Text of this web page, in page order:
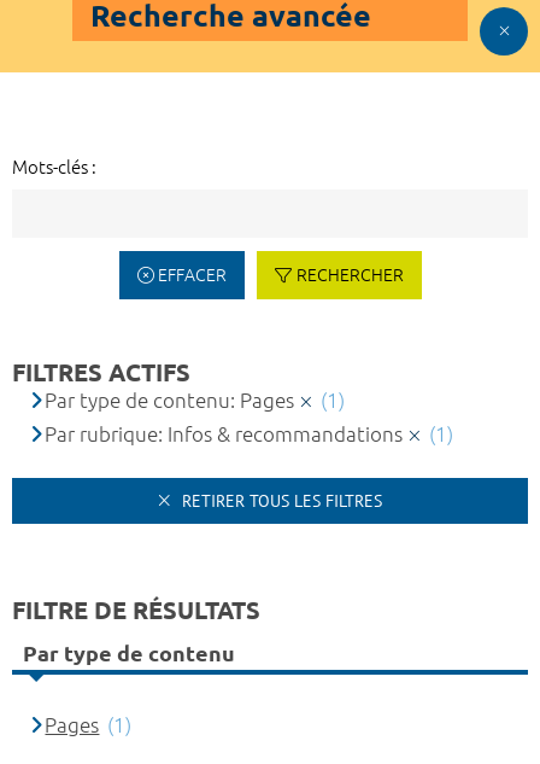
Recherche avancée
Mots-clés :
EFFACER RECHERCHER
FILTRES ACTIFS
Par type de contenu: Pages
(1)
Par rubrique: Infos & recommandations
(1)
RETIRER TOUS LES FILTRES
FILTRE DE RÉSULTATS
Par type de contenu
Pages (1)